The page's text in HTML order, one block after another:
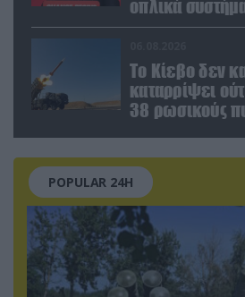
οπλικά
χρησιμοποιεί
Το Κίεβο δεν
καταρρίψει
38 ρωσικούς
POPULAR 24H